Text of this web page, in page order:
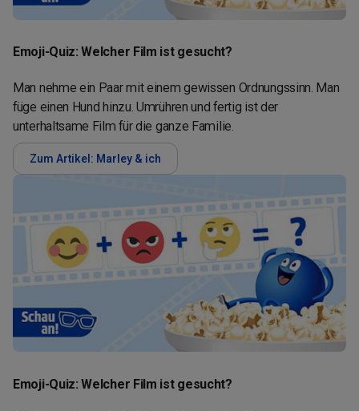
Emoji-Quiz: Welcher Film ist gesucht?
Man nehme ein Paar mit einem gewissen Ordnungssinn. Man
füge einen Hund hinzu. Umrühren und fertig ist der
unterhaltsame Film für die ganze Familie.
Zum Artikel: Marley & ich
Emoji-Quiz: Welcher Film ist gesucht?